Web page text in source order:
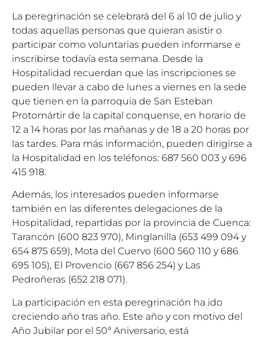
La peregrinación se celebrará del 6 al 10 de julio y
todas aquellas personas que quieran asistir o
participar como voluntarias pueden informarse e
inscribirse todavía esta semana. Desde la
Hospitalidad recuerdan que las inscripciones se
pueden llevar a cabo de lunes a viernes en la sede
que tienen en la parroquia de San Esteban
Protomártir de la capital conquense, en horario de
12 a 14 horas por las mañanas y de 18 a 20 horas por
las tardes. Para más información, pueden dirigirse a
la Hospitalidad en los teléfonos: 687 560 003 y 696
415 918.
Además, los interesados pueden informarse
también en las diferentes delegaciones de la
Hospitalidad, repartidas por la provincia de Cuenca:
Tarancón (600 823 970), Minglanilla (653 499 094 y
654 875 659), Mota del Cuervo (600 560 110 y 686
695 105), El Provencio (667 856 254) y Las
Pedroñeras (652 218 071).
La participación en esta peregrinación ha ido
creciendo año tras año. Este año y con motivo del
Año Jubilar por el 50ª Aniversario, está